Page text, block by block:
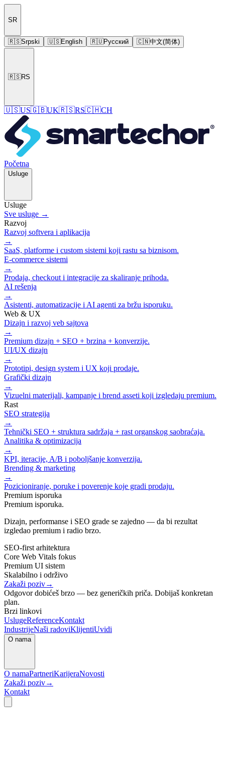
SR
🇷🇸Srpski 🇺🇸English 🇷🇺Русский 🇨🇳中文(简体)
🇷🇸RS
🇺🇸US🇬🇧UK🇷🇸RS🇨🇭CH
Početna
Usluge
Usluge
Sve usluge →
Razvoj
Razvoj softvera i aplikacija
→
SaaS, platforme i custom sistemi koji rastu sa biznisom.
E-commerce sistemi
→
Prodaja, checkout i integracije za skaliranje prihoda.
AI rešenja
→
Asistenti, automatizacije i AI agenti za bržu isporuku.
Web & UX
Dizajn i razvoj veb sajtova
→
Premium dizajn + SEO + brzina + konverzije.
UI/UX dizajn
→
Prototipi, design system i UX koji prodaje.
Grafički dizajn
→
Vizuelni materijali, kampanje i brend asseti koji izgledaju premium.
Rast
SEO strategija
→
Tehnički SEO + struktura sadržaja + rast organskog saobraćaja.
Analitika & optimizacija
→
KPI, iteracije, A/B i poboljšanje konverzija.
Brending & marketing
→
Pozicioniranje, poruke i poverenje koje gradi prodaju.
Premium isporuka
Premium isporuka.
Dizajn, performanse i SEO grade se zajedno — da bi rezultat
izgledao premium i radio brzo.
SEO-first arhitektura
Core Web Vitals fokus
Premium UI sistem
Skalabilno i održivo
Zakaži poziv→
Odgovor dobićeš brzo — bez generičkih priča. Dobijaš konkretan
plan.
Brzi linkovi
UslugeReferenceKontakt
IndustrijeNaši radoviKlijentiUvidi
O nama
O namaPartneriKarijeraNovosti
Zakaži poziv→
Kontakt